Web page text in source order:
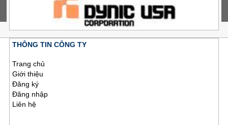
THÔNG TIN CÔNG TY
Trang chủ
Giới thiệu
Đăng ký
Đăng nhập
Liên hệ